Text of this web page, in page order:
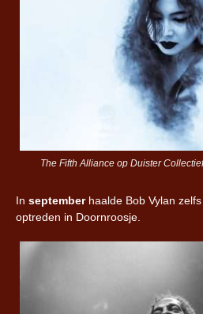
The Fifth Alliance op Duister
In septemberhaalde Bob Vylan
optreden in Doornroosje.